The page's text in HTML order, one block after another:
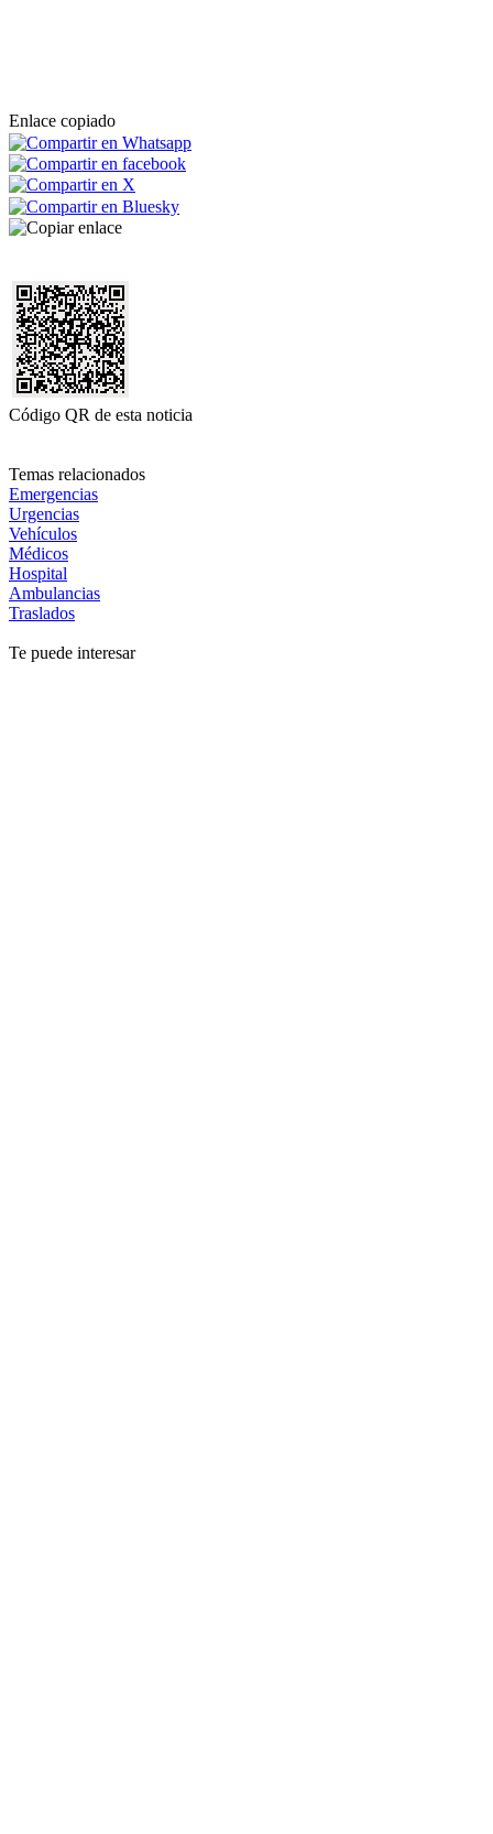
Enlace copiado
Código QR de esta noticia
Temas relacionados
Emergencias
Urgencias
Vehículos
Médicos
Hospital
Ambulancias
Traslados
Te puede interesar